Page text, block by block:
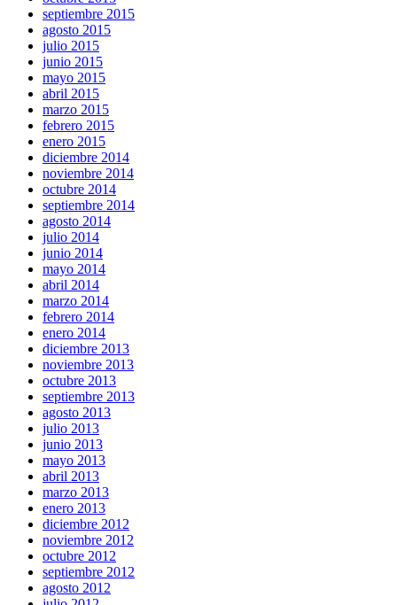
septiembre 2015
agosto 2015
julio 2015
junio 2015
mayo 2015
abril 2015
marzo 2015
febrero 2015
enero 2015
diciembre 2014
noviembre 2014
octubre 2014
septiembre 2014
agosto 2014
julio 2014
junio 2014
mayo 2014
abril 2014
marzo 2014
febrero 2014
enero 2014
diciembre 2013
noviembre 2013
octubre 2013
septiembre 2013
agosto 2013
julio 2013
junio 2013
mayo 2013
abril 2013
marzo 2013
enero 2013
diciembre 2012
noviembre 2012
octubre 2012
septiembre 2012
agosto 2012